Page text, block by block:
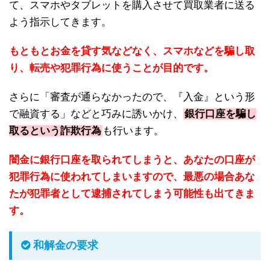
て、スマホやタブレットを購入させて買取業者に送る
よう指示してきます。
もともとお金を貸す気などなく、スマホなどを騙し取
り、転売や犯罪行為に使うことが目的です。
さらに「審査が通らなかったので、『入金』という形
で融資する」などと巧みに誘いかけ、
銀行口座を騙し
取るという詐欺行為 も行います。
闇金に銀行口座を取られてしまうと、あなたの口座が
犯罪行為に使われてしまいますので、最悪の場合あな
たが犯罪者として逮捕されてしまう可能性も出てきま
す。
和解金の要求